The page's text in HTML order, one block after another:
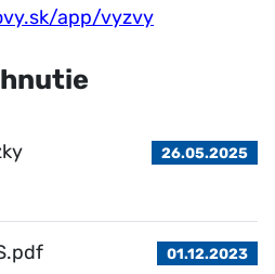
app/vyzvy
26.05.2025
01.12.2023